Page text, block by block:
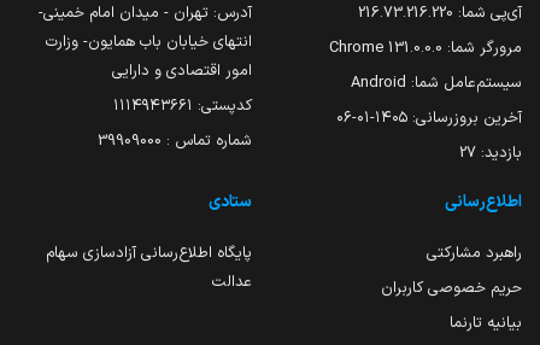
آی‌پی شما: 216.73.216.220
مرورگر شما: 131.0.0.0 Chrome
سیستم‌عامل شما: Android
آخرین بروزرسانی: ۱۴۰۵-۰۱-۰۶
بازدید: 27
آدرس: تهران - میدان امام خمینی-
انتهای خیابان باب همایون- وزارت
امور اقتصادی و دارایی
کدپستی: ۱۱۱۴۹۴۳۶۶۱
شماره تماس : 39909000
اطلاع‌رسانی
راهبرد مشارکتی
حریم خصوصی کاربران
بیانیه تارنما
ستادی
پایگاه اطلاع‌رسانی آزادسازی سهام
عدالت